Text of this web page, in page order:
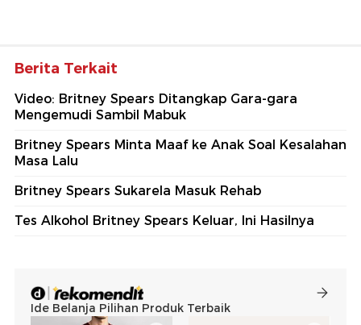
Berita Terkait
Video: Britney Spears Ditangkap Gara-gara
Mengemudi Sambil Mabuk
Britney Spears Minta Maaf ke Anak Soal Kesalahan
Masa Lalu
Britney Spears Sukarela Masuk Rehab
Tes Alkohol Britney Spears Keluar, Ini Hasilnya